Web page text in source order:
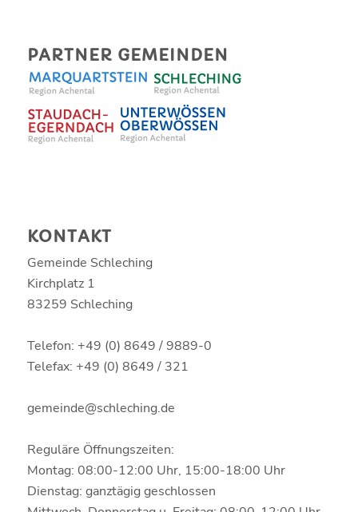
PARTNER GEMEINDEN
KONTAKT
Gemeinde Schleching
Kirchplatz 1
83259 Schleching
Telefon: +49 (0) 8649 / 9889-0
Telefax: +49 (0) 8649 / 321
gemeinde@schleching.de
Reguläre Öffnungszeiten:
Montag: 08:00-12:00 Uhr, 15:00-18:00 Uhr
Dienstag: ganztägig geschlossen